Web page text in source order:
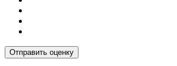
Отправить оценку